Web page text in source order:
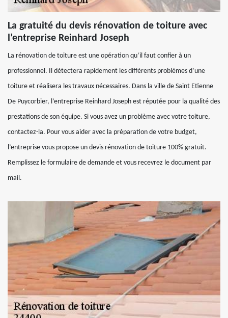
La gratuité du devis rénovation de toiture avec
l’entreprise Reinhard Joseph
La rénovation de toiture est une opération qu’il faut confier à un
professionnel. Il détectera rapidement les différents problèmes d’une
toiture et réalisera les travaux nécessaires. Dans la ville de Saint Etienne
De Puycorbier, l’entreprise Reinhard Joseph est réputée pour la qualité des
prestations de son équipe. Si vous avez un problème avec votre toiture,
contactez-la. Pour vous aider avec la préparation de votre budget,
l’entreprise vous propose un devis rénovation de toiture 100% gratuit.
Remplissez le formulaire de demande et vous recevrez le document par
mail.